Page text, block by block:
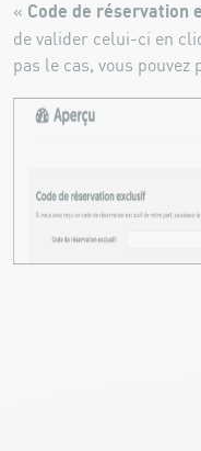
« Code de réservation
de valider celui-ci en
pas le cas, vous pouvez